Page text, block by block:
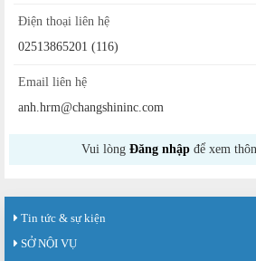
Điện thoại liên hệ
02513865201 (116)
Email liên hệ
anh.hrm@changshininc.com
Vui lòng Đăng nhập để xem
Tin tức & sự kiện
SỞ NỘI VỤ